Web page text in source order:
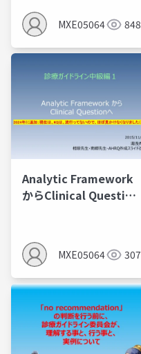
MXE05064 848
Analytic Framework
からClinical Question
Frameworkから
Clinical Question作る
プロセスの紹介：但し
KQは、流行らず、使わ
れてないので注意）
MXE05064 307